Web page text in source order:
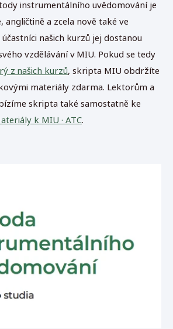
instrumentálního uvědomování je
angličtině a zcela nově také ve
našich kurzů jej dostanou
vzdělávání v MIU. Pokud se tedy
z našich kurzů, skripta MIU obdržíte
materiály zdarma. Lektorům a
skripta také samostatně ke
k MIU · ATC.